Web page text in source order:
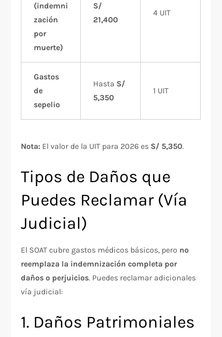
(indemni
zación
por
muerte)
S/
21,400
4 UIT
Gastos
de
sepelio
Hasta S/
5,350
1 UIT
Nota: El valor de la UIT para 2026 es S/ 5,350.
Tipos de Daños que
Puedes Reclamar (Vía
Judicial)
El SOAT cubre gastos médicos básicos, pero no
reemplaza la indemnización completa por
daños o perjuicios. Puedes reclamar adicionales
vía judicial:
1. Daños Patrimoniales